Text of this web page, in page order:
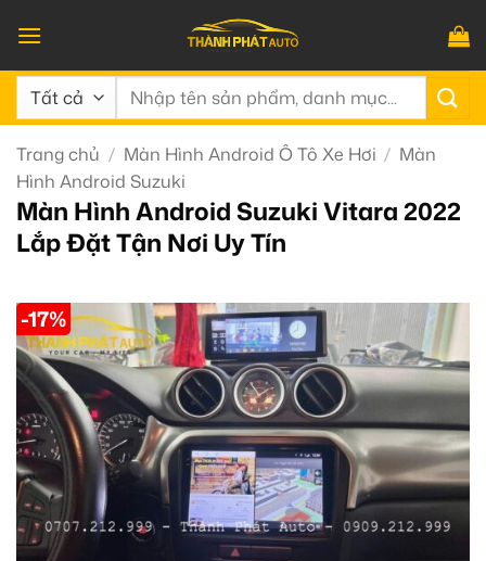
qua
nội
dung
Tìm
Trang chủ / Màn Hình Android Ô Tô Xe Hơi / Màn
Hình Android Suzuki
Màn Hình Android Suzuki Vitara 2022
Lắp Đặt Tận Nơi Uy Tín
-17%